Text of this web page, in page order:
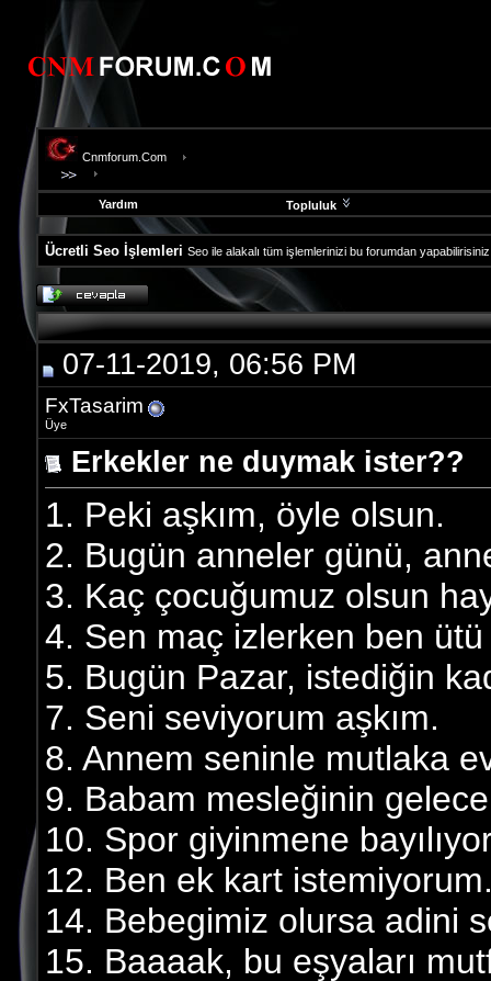
Cnmforum.Com
Yardım Topluluk
Ücretli Seo İşlemleri Seo ile alakalı tüm işlemlerinizi bu forumdan
evooli
fethiye
escort
gaziantep
escort
gaziantep
escort
07-11-2019, 06:56 PM
FxTasarim
Üye
Erkekler ne duymak ister??
1. Peki aşkım, öyle olsun.
2. Bugün anneler günü,
3. Kaç çocuğumuz olsun
4. Sen maç izlerken ben ütü
5. Bugün Pazar, istediğin
7. Seni seviyorum aşkım.
8. Annem seninle mutlaka
9. Babam mesleğinin
10. Spor giyinmene
12. Ben ek kart
14. Bebegimiz olursa adini
15. Baaaak, bu eşyaları